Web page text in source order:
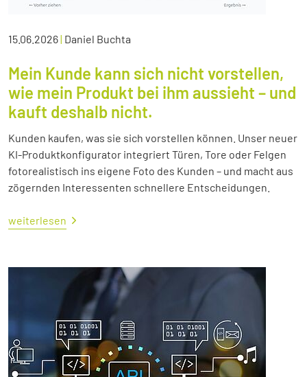
15.06.2026| Daniel Buchta
Mein Kunde kann sich nicht vorstellen,
wie mein Produkt bei ihm aussieht – und
kauft deshalb nicht.
Kunden kaufen, was sie sich vorstellen können. Unser neuer
KI-Produktkonfigurator integriert Türen, Tore oder Felgen
fotorealistisch ins eigene Foto des Kunden – und macht aus
zögernden Interessenten schnellere Entscheidungen.
weiterlesen